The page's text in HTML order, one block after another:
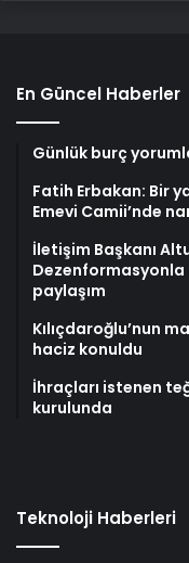
En Güncel Haberler
Günlük burç
Fatih Erbakan: Bir
Emevi Camii’nde
İletişim Başkanı
Dezenformasyonla
paylaşım
Kılıçdaroğlu’nun
haciz konuldu
İhraçları istenen
kurulunda
Teknoloji Haberleri